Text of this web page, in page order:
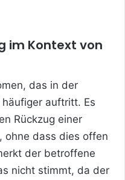
im Kontext von
das in der
auftritt. Es
Rückzug einer
ohne dass dies offen
der betroffene
nicht stimmt, da der